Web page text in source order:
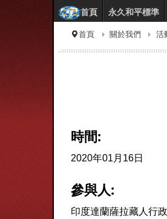
首頁 永久和平標準
首頁 關於我們 活
時間:
2020年01月16日
參與人:
印度達蘭薩拉藏人行